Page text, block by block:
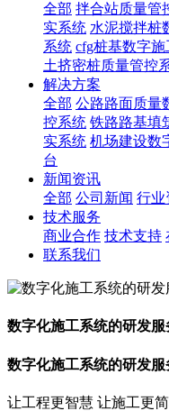
全部 拌合站质量管
实系统 水泥搅拌桩
系统 cfg桩基数字
土挤密桩质量管控
解决方案
全部 公路路面质量
控系统 铁路路基填
实系统 机场建设数
台
新闻资讯
全部 公司新闻 行业
技术服务
商业合作 技术支持
联系我们
数字化施工系统的研发服
数字化施工系统的研发服
让工程更智慧 让施工更